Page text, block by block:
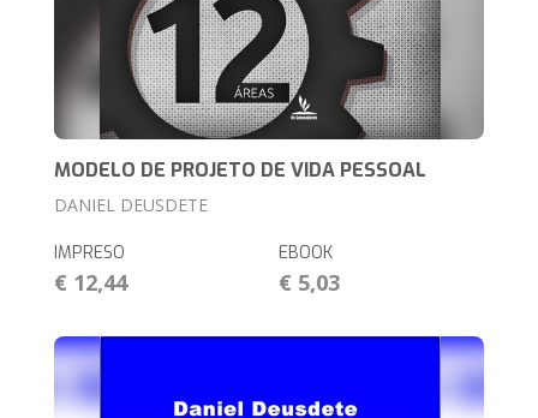
MODELO DE PROJETO DE VIDA PESSOAL
DANIEL DEUSDETE
IMPRESO
€ 12,44
EBOOK
€ 5,03